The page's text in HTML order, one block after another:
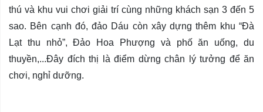
thú và khu vui chơi giải trí cùng những khách sạn 3 đến 5
sao. Bên cạnh đó, đảo Dáu còn xây dựng thêm khu “Đà
Lạt thu nhỏ”, Đảo Hoa Phượng và phố ăn uống, du
thuyền,...Đây đích thị là điểm dừng chân lý tưởng để ăn
chơi, nghỉ dưỡng.